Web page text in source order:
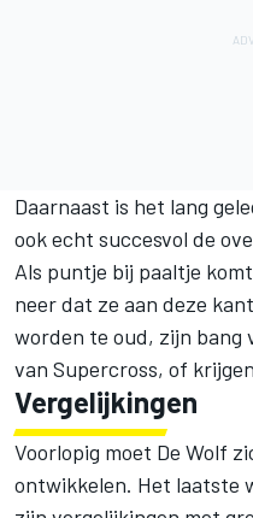
Daarnaast is het lang
ook echt succesvol de
Als puntje bij paaltje
neer dat ze aan deze
worden te oud, zijn bang
van Supercross, of
Vergelijkingen
Voorlopig moet De Wolf
ontwikkelen. Het laatste